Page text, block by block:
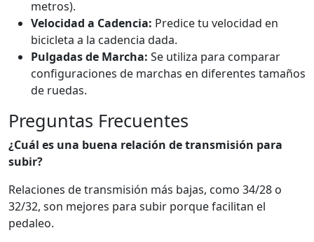
metros).
Velocidad a Cadencia: Predice tu velocidad en
bicicleta a la cadencia dada.
Pulgadas de Marcha: Se utiliza para comparar
configuraciones de marchas en diferentes tamaños
de ruedas.
Preguntas Frecuentes
¿Cuál es una buena relación de transmisión para
subir?
Relaciones de transmisión más bajas, como 34/28 o
32/32, son mejores para subir porque facilitan el
pedaleo.